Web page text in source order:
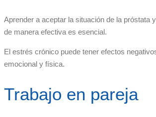
Aprender a aceptar la situación de la próstata
de manera efectiva es esencial.
El estrés crónico puede tener efectos
emocional y física.
Trabajo en pareja